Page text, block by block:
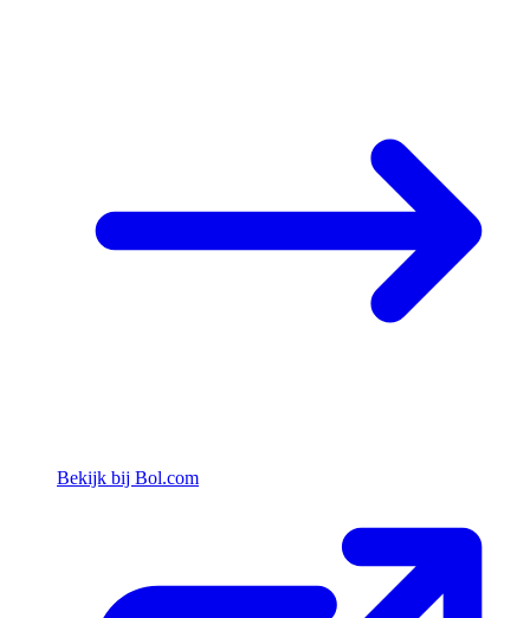
Bekijk bij Bol.com